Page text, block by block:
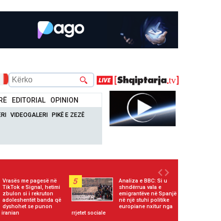
EDITORIAL OPINION
VIDEOGALERI PIKË E ZEZË
Vrasës me pagesë në
TikTok e Signal, hetimi
zbulon si i rekruton
adoleshentët banda që
dyshohet se punon
iranian
5
Analiza e BBC: Si u
shndërrua vala e
emigrantëve në Spanjë
në një stuhi politike
europiane nxitur nga
rrjetet sociale